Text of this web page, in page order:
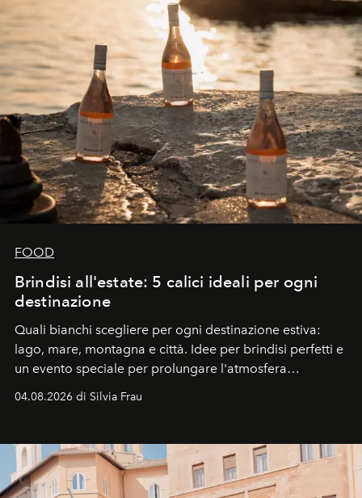
FOOD
Brindisi all'estate: 5 calici ideali per ogni
destinazione
Quali bianchi scegliere per ogni destinazione estiva:
lago, mare, montagna e città. Idee per brindisi perfetti e
un evento speciale per prolungare l'atmosfera
04.08.2026 di Silvia Frau